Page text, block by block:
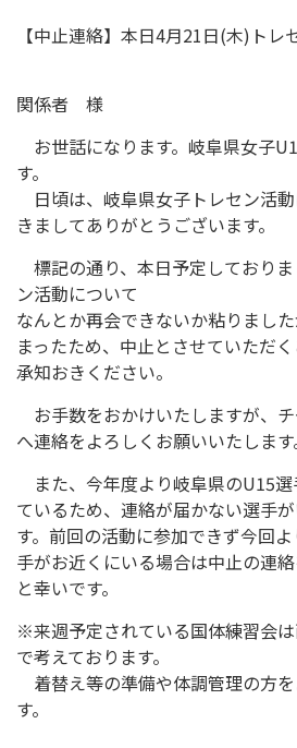
【中止連絡】本日4月21日(木)トレ
関係者 様
お世話になります。岐阜県女子
す。
日頃は、岐阜県女子トレセン活
きましてありがとうございます。
標記の通り、本日予定しており
ン活動について
なんとか再会できないか粘りまし
まったため、中止とさせていただ
承知おきください。
お手数をおかけいたしますが、
へ連絡をよろしくお願いいたします
また、今年度より岐阜県のU15
ているため、連絡が届かない選手
す。前回の活動に参加できず今回
手がお近くにいる場合は中止の連
と幸いです。
※来週予定されている国体練習会
で考えております。
着替え等の準備や体調管理の方
す。